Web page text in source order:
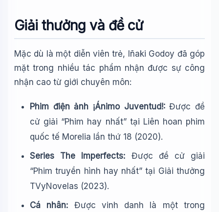
Giải thưởng và đề cử
Mặc dù là một diễn viên trẻ, Iñaki Godoy đã góp
mặt trong nhiều tác phẩm nhận được sự công
nhận cao từ giới chuyên môn:
Phim điện ảnh ¡Ánimo Juventud!:Được đề
cử giải “Phim hay nhất” tại Liên hoan phim
quốc tế Morelia lần thứ 18 (2020).
Series The Imperfects: Được đề cử giải
“Phim truyền hình hay nhất” tại Giải thưởng
TVyNovelas (2023).
Cá nhân: Được vinh danh là một trong